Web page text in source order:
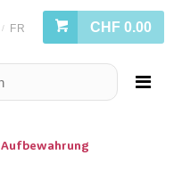
/ FR CHF 0.00
Aufbewahrung